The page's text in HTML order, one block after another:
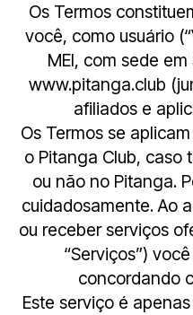
Os Termos
você, como usuário
MEI, com sede em
www.pitanga.club
afiliados e
Os Termos se
o Pitanga Club, caso
ou não no Pitanga.
cuidadosamente. Ao
ou receber serviços
“Serviços”)
concordando
Este serviço é